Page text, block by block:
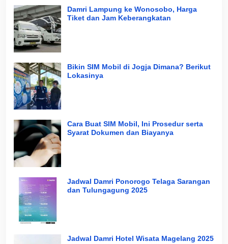
Damri Lampung ke Wonosobo, Harga
Tiket dan Jam Keberangkatan
Bikin SIM Mobil di Jogja Dimana? Berikut
Lokasinya
Cara Buat SIM Mobil, Ini Prosedur serta
Syarat Dokumen dan Biayanya
Jadwal Damri Ponorogo Telaga Sarangan
dan Tulungagung 2025
Jadwal Damri Hotel Wisata Magelang 2025